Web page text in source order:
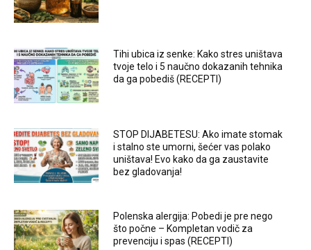
Tihi ubica iz senke: Kako stres uništava
tvoje telo i 5 naučno dokazanih tehnika
da ga pobediš (RECEPTI)
STOP DIJABETESU: Ako imate stomak
i stalno ste umorni, šećer vas polako
uništava! Evo kako da ga zaustavite
bez gladovanja!
Polenska alergija: Pobedi je pre nego
što počne – Kompletan vodič za
prevenciju i spas (RECEPTI)